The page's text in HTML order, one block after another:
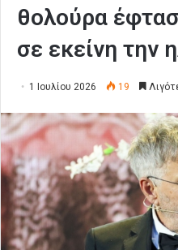
θολούρα
σε εκείνη την
1 Ιουλίου 2026 19